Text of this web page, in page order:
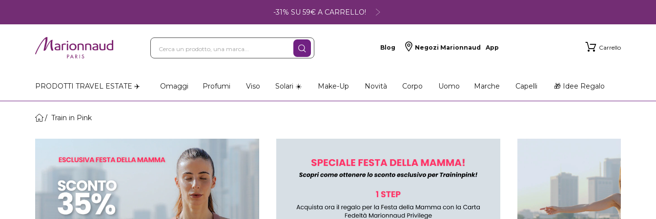
-31% SU 59€ A CARRELLO!
Blog Negozi Marionnaud App Carrello
PRODOTTI TRAVEL ESTATE ✈️ Omaggi Profumi Viso Solari ☀️ Make-Up Novità Corpo Uomo Marche Capelli 🎁 Idee Regalo
Train in Pink